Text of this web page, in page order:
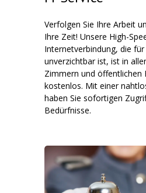
Verfolgen Sie Ihre Arbeit
Ihre Zeit! Unsere High-
Internetverbindung, die
unverzichtbar ist, ist in
Zimmern und öffentlichen
kostenlos. Mit einer
haben Sie sofortigen
Bedürfnisse.